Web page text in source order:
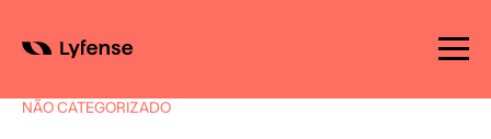
to NÃO CATEGORIZADO